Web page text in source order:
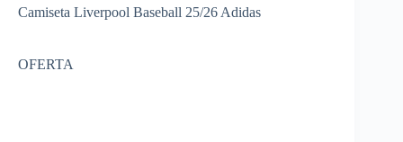
Camiseta Liverpool Baseball 25/26 Adidas
OFERTA